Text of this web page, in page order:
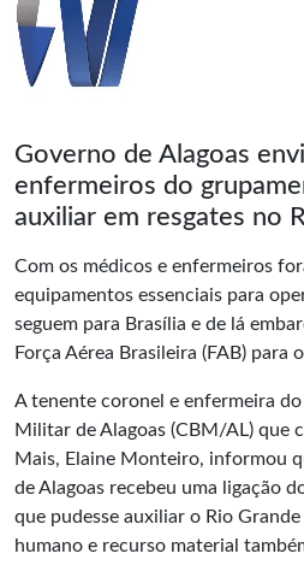
Governo de Alagoas
enfermeiros do
auxiliar em resgates no
Com os médicos e enfermeiros
equipamentos essenciais para
seguem para Brasília e de lá
Força Aérea Brasileira (FAB) para
A tenente coronel e enfermeira
Militar de Alagoas (CBM/AL) que
Mais, Elaine Monteiro, informou
de Alagoas recebeu uma ligação
que pudesse auxiliar o Rio
humano e recurso material